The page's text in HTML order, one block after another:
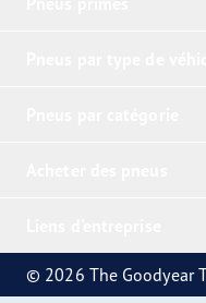
© 2026 The Goodyear